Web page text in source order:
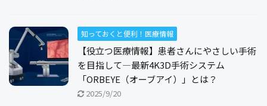
知っておくと便利！医療情報
【役立つ医療情報】患者さんにやさしい手術
を目指して―最新4K3D手術システム
「ORBEYE（オーブアイ）」とは？
2025/9/20